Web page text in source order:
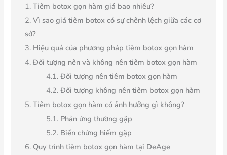
Tiêm botox gọn hàm giá bao nhiêu?
Vì sao giá tiêm botox có sự chênh lệch giữa các cơ
sở?
Hiệu quả của phương pháp tiêm botox gọn hàm
Đối tượng nên và không nên tiêm botox gọn hàm
Đối tượng nên tiêm botox gọn hàm
Đối tượng không nên tiêm botox gọn hàm
Tiêm botox gọn hàm có ảnh hưởng gì không?
Phản ứng thường gặp
Biến chứng hiếm gặp
Quy trình tiêm botox gọn hàm tại DeAge